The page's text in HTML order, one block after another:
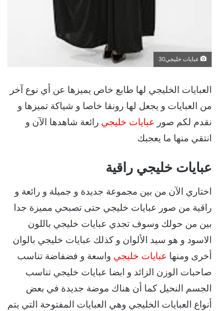
عبايات خليجي30
العبايات الخليجي لها طابع خاص يميزها عن أي نوع آخر
من العبايات و يجعل لها رونقا خاصا و شياكة تميزها و
نقدم لكم صور عبايات خليجي رائعة شاهدها الآن و
انتقي منها ما يعجبك
عبايات خليجي راقية
اختاري الآن من بين مجموعة جديدة و جميلة و رائعة و
راقية من صور عبايات خليجي حتى تصبحي مميزة جدا
بين من حولك وسوف تجدي عبايات خليجي باللون
الاسود و هو سيد الألوان و كذلك عبايات خليجي بالوان
أخرى ومنها عبايات خليجي واسعة و فضفاضة تناسب
صاحبات الوزن الزائد و ابضا عبايات خليجي تناسب
الجسم النحيل كما أن هناك موضة جديدة في بعض
أنواع العبايات الخليجي وهي العبايات المفتوحة التي يتم